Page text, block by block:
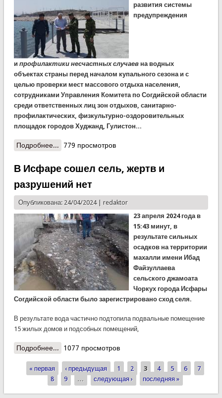
развития системы
предупреждения
и профилактики несчастных случаевна водных
объектах страны перед началом купального сезона и с
целью проверки мест массового отдыха населения,
сотрудниками Управления Комитета по Согдийской области
среди ответственных лиц зон отдыхов, санитарно-
профилактических, физкультурно-оздоровительных
площадок городов Худжанд, Гулистон...
Подробнее... о В Согде проверили готовность к купальному
779 просмотров
В Исфаре сошел сель, жертв и
разрушений нет
Опубликована: 24/04/2024 | redaktor
23 апреля 2024 года в
15:43 минут, в
результате сильных
осадков на территории
махалли имени Ибад
Файзуллаева
сельского джамоата
Чоркух города Исфары
Согдийской области было зарегистрировано сход селя.
В результате вода частично подтопила подвальные помещение
15 жилых домов и подсобных помещений,
Подробнее... о В Исфаре сошел сель, жертв и разрушений нет
1077 просмотров
Страницы
« первая ‹ предыдущая 1 2 3 4 5 6
7
8
9 … следующая › последняя »